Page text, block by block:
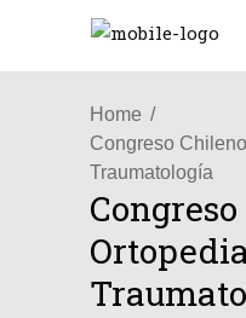
Home
Congreso
Traumatología